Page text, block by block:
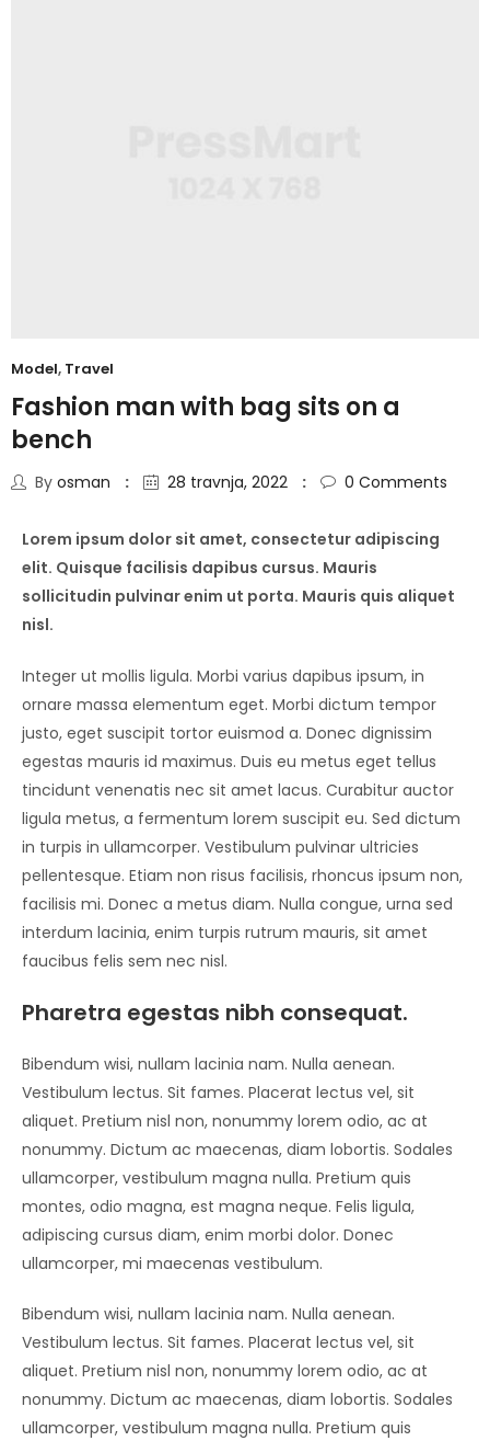
Model, Travel
Fashion man with bag sits on a
bench
By osman 28 travnja, 2022 0 Comments
Lorem ipsum dolor sit amet, consectetur adipiscing
elit. Quisque facilisis dapibus cursus. Mauris
sollicitudin pulvinar enim ut porta. Mauris quis aliquet
nisl.
Integer ut mollis ligula. Morbi varius dapibus ipsum, in
ornare massa elementum eget. Morbi dictum tempor
justo, eget suscipit tortor euismod a. Donec dignissim
egestas mauris id maximus. Duis eu metus eget tellus
tincidunt venenatis nec sit amet lacus. Curabitur auctor
ligula metus, a fermentum lorem suscipit eu. Sed dictum
in turpis in ullamcorper. Vestibulum pulvinar ultricies
pellentesque. Etiam non risus facilisis, rhoncus ipsum non,
facilisis mi. Donec a metus diam. Nulla congue, urna sed
interdum lacinia, enim turpis rutrum mauris, sit amet
faucibus felis sem nec nisl.
Pharetra egestas nibh consequat.
Bibendum wisi, nullam lacinia nam. Nulla aenean.
Vestibulum lectus. Sit fames. Placerat lectus vel, sit
aliquet. Pretium nisl non, nonummy lorem odio, ac at
nonummy. Dictum ac maecenas, diam lobortis. Sodales
ullamcorper, vestibulum magna nulla. Pretium quis
montes, odio magna, est magna neque. Felis ligula,
adipiscing cursus diam, enim morbi dolor. Donec
ullamcorper, mi maecenas vestibulum.
Bibendum wisi, nullam lacinia nam. Nulla aenean.
Vestibulum lectus. Sit fames. Placerat lectus vel, sit
aliquet. Pretium nisl non, nonummy lorem odio, ac at
nonummy. Dictum ac maecenas, diam lobortis. Sodales
ullamcorper, vestibulum magna nulla. Pretium quis